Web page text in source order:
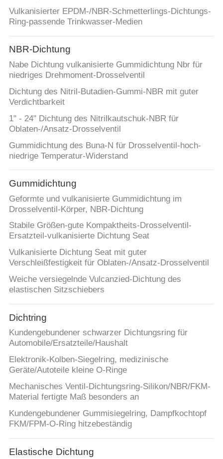
SITEMAP
PRIVACY
POLICY
Vulkanisierter EPDM-/NBR-Schmetterlings-Dichtungs-
Ring-passende Trinkwasser-Medien
NBR-Dichtung
Nabe Dichtung vulkanisierte Gummidichtung Nbr für
niedriges Drehmoment-Drosselventil
Dichtung des Nitril-Butadien-Gummi-NBR mit guter
Verdichtbarkeit
1" - 24" Dichtung des Nitrilkautschuk-NBR für
Oblaten-/Ansatz-Drosselventil
Gummidichtung des Buna-N für Drosselventil-hoch-
niedrige Temperatur-Widerstand
Gummidichtung
Geformte und vulkanisierte Gummidichtung im
Drosselventil-Körper, NBR-Dichtung
Stabile Größen-gute Kompaktheits-Drosselventil-
Ersatzteil-vulkanisierte Dichtung Seat
Vulkanisierte Dichtung Seat mit guter
Verschleißfestigkeit für Oblaten-/Ansatz-Drosselventil
Weiche versiegelnde Vulcanzied-Dichtung des
elastischen Sitzschiebers
Dichtring
Kundengebundener schwarzer Dichtungsring für
Automobile/Ersatzteile/Haushalt
Elektronik-Kolben-Siegelring, medizinische
Geräte/Autoteile kleine O-Ringe
Mechanisches Ventil-Dichtungsring-Silikon/NBR/FKM-
Material fertigte Maß besonders an
Kundengebundener Gummisiegelring, Dampfkochtopf
FKM/FPM-O-Ring hitzebeständig
Elastische Dichtung